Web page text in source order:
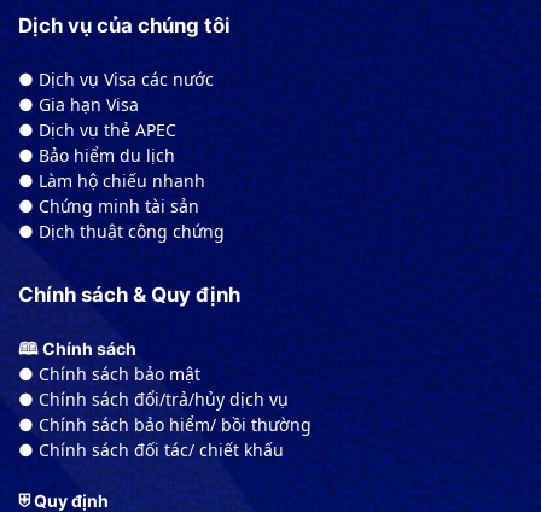
Dịch vụ của chúng tôi
● Dịch vụ Visa các nước
● Gia hạn Visa
● Dịch vụ thẻ APEC
● Bảo hiểm du lịch
● Làm hộ chiếu nhanh
● Chứng minh tài sản
● Dịch thuật công chứng
Chính sách & Quy định
🕮 Chính sách
● Chính sách bảo mật
● Chính sách đổi/trả/hủy dịch vụ
● Chính sách bảo hiểm/ bồi thường
● Chính sách đối tác/ chiết khấu
⛨ Quy định